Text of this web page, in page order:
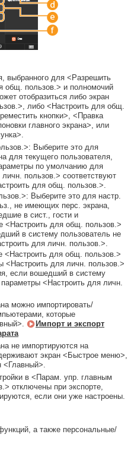
выбранного для <Разрешить
общ. пользов.> и полномочий
отобразиться либо экран
либо <Настроить для общ.
кнопки>, <Правка
главного экрана>, или
Выберите это для
для текущего пользователя,
по умолчанию для
пользов.> соответствуют
для общ. пользов.>.
Выберите это для настр.
не имеющих перс. экрана,
в сист., гости и
<Настроить для общ. пользов.>
в систему пользователь не
для личн. пользов.>.
<Настроить для общ. пользов.>
<Настроить для личн. пользов.>
если вошедший в систему
параметры <Настроить для личн.
можно импортировать/
которые
Импорт и экспорт
не импортируются на
экран <Быстрое меню>,
<Главный>.
в <Парам. упр. главным
отключены при экспорте,
если они уже настроены.
а также персональные/